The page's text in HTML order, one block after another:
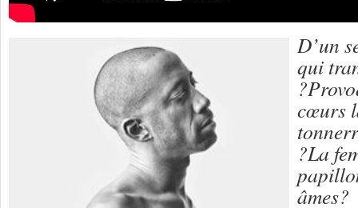
D’un
qui
cœurs
?La
âmes?